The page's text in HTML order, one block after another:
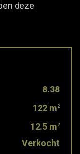
deze
8.38
122 m 2
12.5 m 2
Verkocht